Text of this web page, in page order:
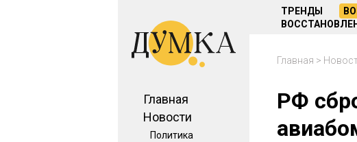
Главная
Новости
Политика
ТРЕНДЫ
Главная >
РФ